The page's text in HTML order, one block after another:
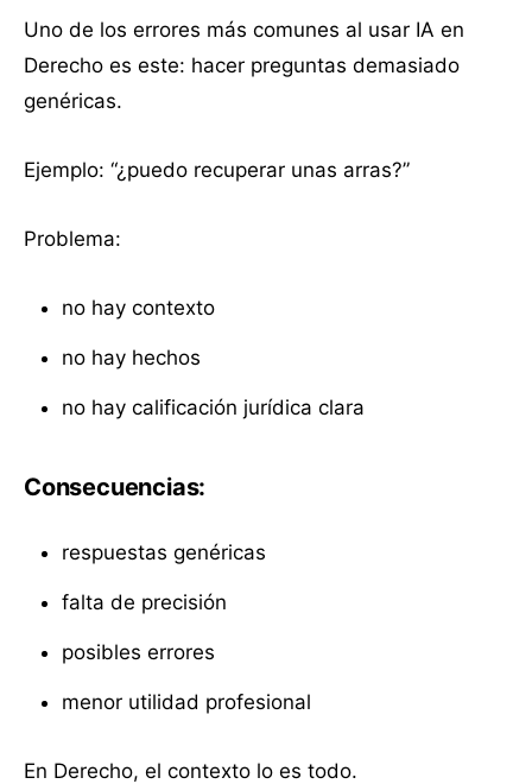
Uno de los errores más comunes al usar IA en
Derecho es este: hacer preguntas demasiado
genéricas.
Ejemplo: “¿puedo recuperar unas arras?”
Problema:
no hay contexto
no hay hechos
no hay calificación jurídica clara
Consecuencias:
respuestas genéricas
falta de precisión
posibles errores
menor utilidad profesional
En Derecho, el contexto lo es todo.